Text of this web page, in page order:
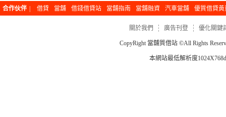
合作伙伴 借貸 當舖 借錢借貸站 當舖指南 當舖融資 汽車當舖 優質借貸黃
關於我們 廣告刊登 優化關鍵
CopyRight當舖質借站 ©All Rights
本網站最低解析度